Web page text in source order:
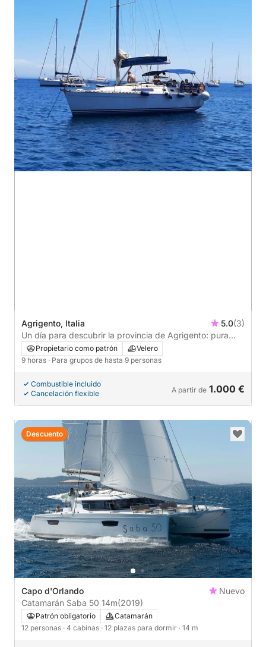
Agrigento, Italia 5.0(3)
Un día para descubrir la provincia de Agrigento: pura
relajación en el azul italiano.
Propietario como patrón
Velero
9 horas · Para grupos de hasta 9 personas
Combustible incluido
Cancelación flexible
A partir de 1.000 €
Capo d'Orlando
Nuevo
Catamarán Saba 50 14m(2019)
Patrón obligatorio
Catamarán
12 personas · 4 cabinas · 12 plazas para dormir · 14 m
Descuento